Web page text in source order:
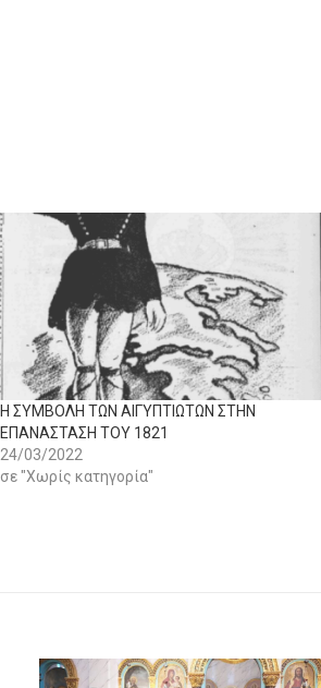
Η ΣΥΜΒΟΛΗ ΤΩΝ ΑΙΓΥΠΤΙΩΤΩΝ ΣΤΗΝ
ΕΠΑΝΑΣΤΑΣΗ ΤΟΥ 1821
24/03/2022
σε "Χωρίς κατηγορία"